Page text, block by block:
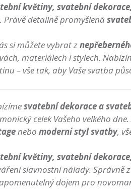
květiny, svatební
Právě detailně promyšlená
si můžete vybrat z
materiálech i stylech.
– vše tak, aby Vaše svatba
svatební dekorace a
celek Vašeho velkého
nebo moderní styl svatby,
květiny, svatební
slavnostní nálady. Správně
dojem pro